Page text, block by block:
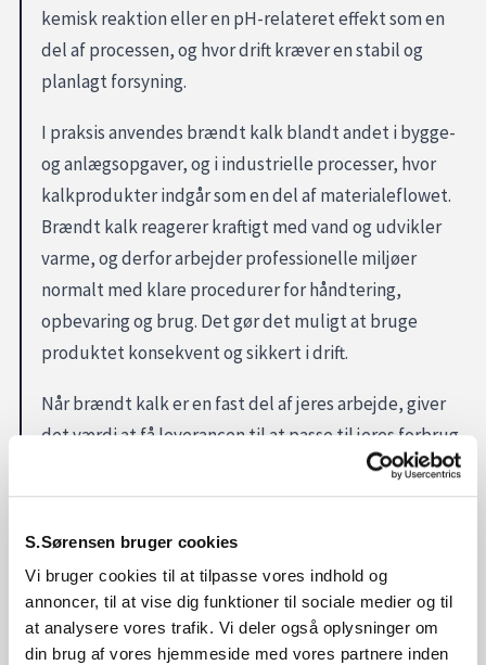
S.Sørensen bruger cookies
Vi bruger cookies til at tilpasse vores indhold og
annoncer, til at vise dig funktioner til sociale medier og til
at analysere vores trafik. Vi deler også oplysninger om
din brug af vores hjemmeside med vores partnere inden
kemisk reaktion eller en pH-relateret effekt som en
del af processen, og hvor drift kræver en stabil og
planlagt forsyning.
I praksis anvendes brændt kalk blandt andet i bygge-
og anlægsopgaver, og i industrielle processer, hvor
kalkprodukter indgår som en del af materialeflowet.
Brændt kalk reagerer kraftigt med vand og udvikler
varme, og derfor arbejder professionelle miljøer
normalt med klare procedurer for håndtering,
opbevaring og brug. Det gør det muligt at bruge
produktet konsekvent og sikkert i drift.
Når brændt kalk er en fast del af jeres arbejde, giver
det værdi at få leverancen til at passe til jeres forbrug
og logistik: mængder, leveringsrytme og praktisk
håndtering på lokationen. Det reducerer interne
Skal I bruge brændt kalk?